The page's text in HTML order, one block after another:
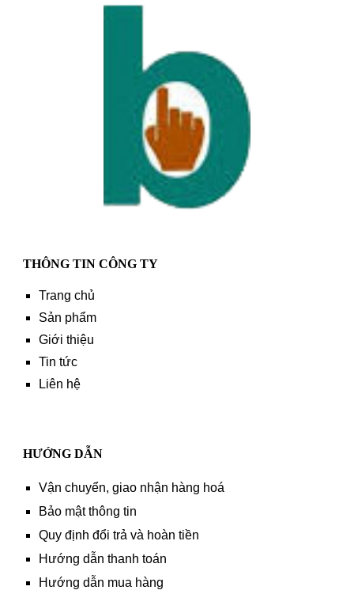
THÔNG TIN CÔNG TY
Trang chủ
Sản phẩm
Giới thiệu
Tin tức
Liên hệ
HƯỚNG DẪN
Vận chuyển, giao nhận hàng hoá
Bảo mật thông tin
Quy định đổi trả và hoàn tiền
Hướng dẫn thanh toán
Hướng dẫn mua hàng